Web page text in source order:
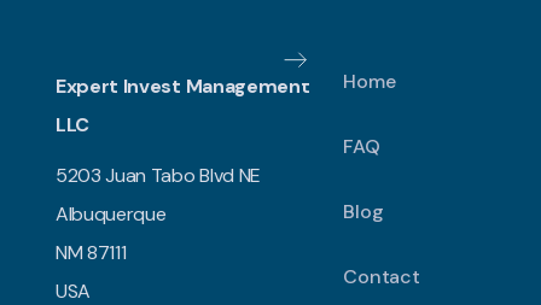
Expert Invest Management
LLC
5203 Juan Tabo Blvd NE
Albuquerque
NM 87111
USA
Home
FAQ
Blog
Contact